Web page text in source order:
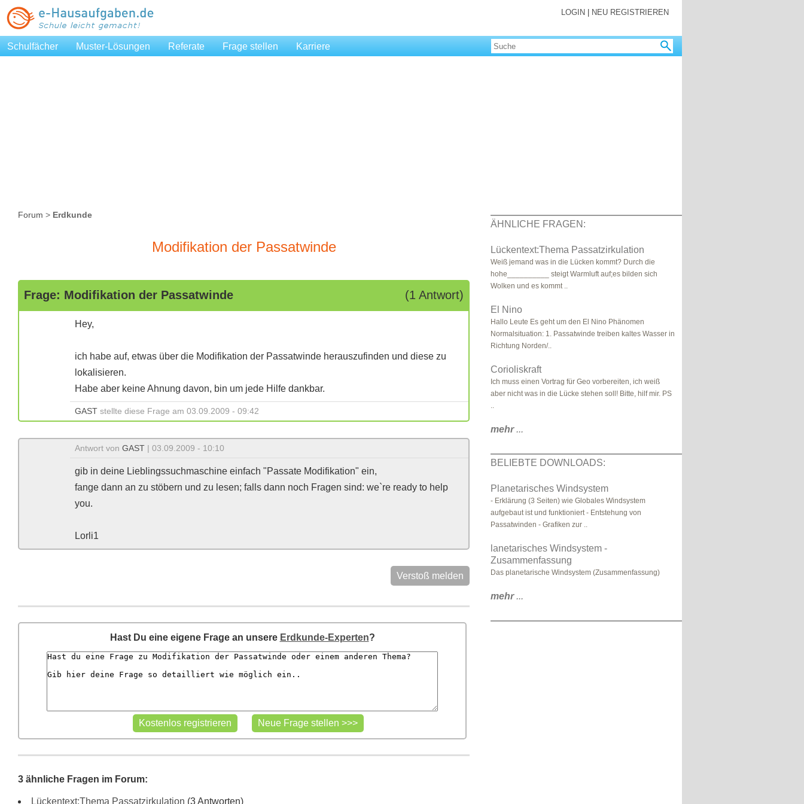
LOGIN NEU REGISTRIEREN
Schulfächer Muster-Lösungen Referate Frage stellen Karriere
Forum > Erdkunde
Modifikation der Passatwinde
Frage: Modifikation der Passatwinde (1 Antwort)
Hey,
ich habe auf, etwas über die Modifikation der Passatwinde herauszufinden und diese zu
lokalisieren.
Habe aber keine Ahnung davon, bin um jede Hilfe dankbar.
GAST stellte diese Frage am 03.09.2009 - 09:42
Antwort von GAST | 03.09.2009 - 10:10
gib in deine Lieblingssuchmaschine einfach "Passate Modifikation" ein,
fange dann an zu stöbern und zu lesen; falls dann noch Fragen sind: we`re ready to help
you.
Lorli1
Verstoß melden
Hast Du eine eigene Frage an unsere Erdkunde-Experten?
3 ähnliche Fragen im Forum:
Lückentext:Thema Passatzirkulation (3 Antworten)
ÄHNLICHE FRAGEN:
Lückentext:Thema Passatzirkulation
Weiß jemand was in die Lücken kommt? Durch die
hohe__________ steigt Warmluft auf;es bilden sich
Wolken und es kommt ..
El Nino
Hallo Leute Es geht um den El Nino Phänomen
Normalsituation: 1. Passatwinde treiben kaltes Wasser in
Richtung Norden/..
Corioliskraft
Ich muss einen Vortrag für Geo vorbereiten, ich weiß
aber nicht was in die Lücke stehen soll! Bitte, hilf mir. PS
..
mehr...
BELIEBTE DOWNLOADS:
Planetarisches Windsystem
- Erklärung (3 Seiten) wie Globales Windsystem
aufgebaut ist und funktioniert - Entstehung von
Passatwinden - Grafiken zur ..
lanetarisches Windsystem -
Zusammenfassung
Das planetarische Windsystem (Zusammenfassung)
mehr...